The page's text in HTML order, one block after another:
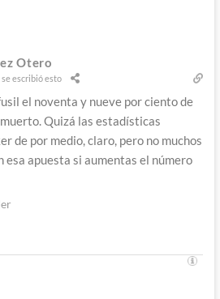
Otero
se escribió esto
el noventa y nueve por ciento de
Quizá las estadísticas
de por medio, claro, pero no muchos
esa apuesta si aumentas el número